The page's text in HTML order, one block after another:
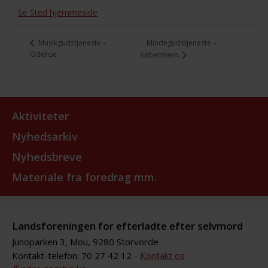
Se Sted hjemmeside
Musikgudstjeneste –
Odense
Mindegudstjeneste –
København
Aktiviteter
Nyhedsarkiv
Nyhedsbreve
Materiale fra foredrag mm.
Landsforeningen for efterladte efter selvmord
Junoparken 3, Mou, 9280 Storvorde
Kontakt-telefon: 70 27 42 12 - Kontakt os